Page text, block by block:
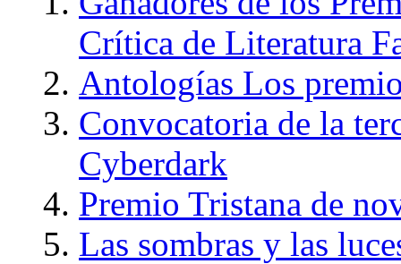
Crítica de Literatura
Antologías Los
Convocatoria de la
Cyberdark
Premio Tristana de
Las sombras y las